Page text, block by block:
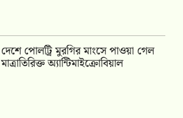
দেশে পোলট্রি মুরগির মাংসে পাওয়া গেল
মাত্রাতিরিক্ত অ্যান্টিমাইক্রোবিয়াল